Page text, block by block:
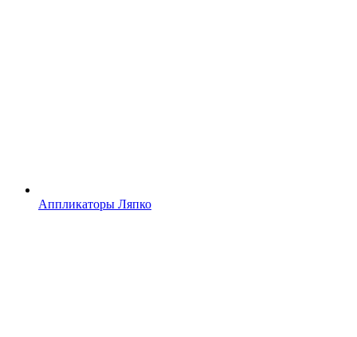
Аппликаторы Ляпко